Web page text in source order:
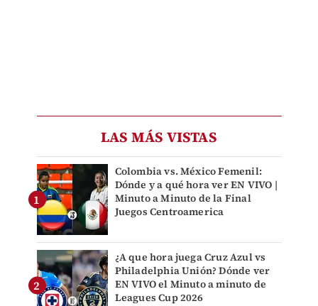
LAS MÁS VISTAS
Colombia vs. México Femenil:
Dónde y a qué hora ver EN VIVO |
Minuto a Minuto de la Final
Juegos Centroamerica
¿A que hora juega Cruz Azul vs
Philadelphia Unión? Dónde ver
EN VIVO el Minuto a minuto de
Leagues Cup 2026